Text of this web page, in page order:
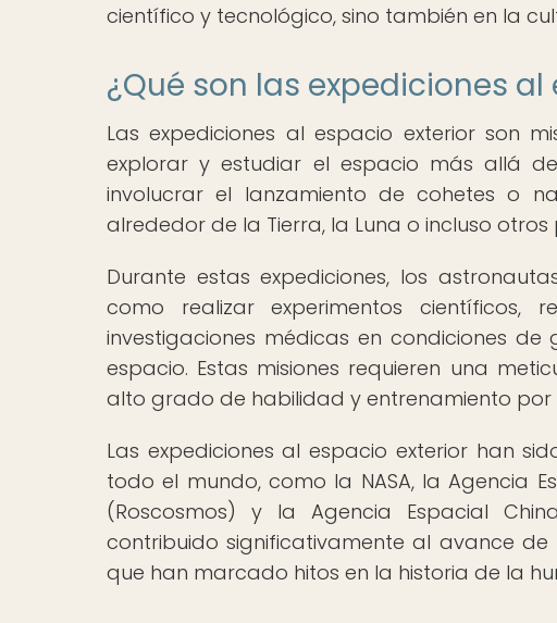
científico y tecnológico, sino también en la
¿Qué son las expediciones
Las expediciones al espacio exterior son
explorar y estudiar el espacio más allá
involucrar el lanzamiento de cohetes o
alrededor de la Tierra, la Luna o incluso
Durante estas expediciones, los
como realizar experimentos
investigaciones médicas en condiciones
espacio. Estas misiones requieren una
alto grado de habilidad y entrenamiento
Las expediciones al espacio exterior han
todo el mundo, como la NASA, la Agencia
(Roscosmos) y la Agencia Espacial
contribuido significativamente al avance
que han marcado hitos en la historia de la